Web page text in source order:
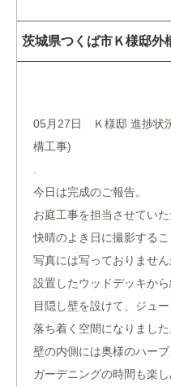
茨城県つくば市Ｋ様邸外
05月27日 Ｋ様邸 進捗状
構工事)
.
今日は完成のご報告。
お庭工事を担当させてい
快晴のよき日に撮影するこ
写真には写っておりませ
設置したウッドデッキか
目隠し壁を設けて、ジュ
落ち着く空間になりました
壁の内側には奥様のハー
ガーデニングの時間も楽し